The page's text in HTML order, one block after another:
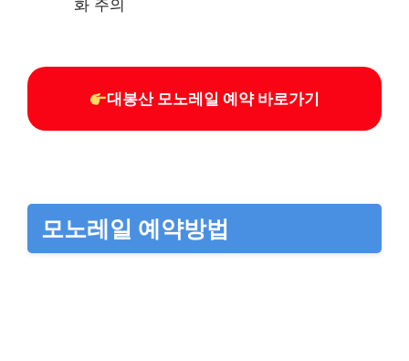
화 주의
대봉산 모노레일 예약 바로가기
모노레일 예약방법